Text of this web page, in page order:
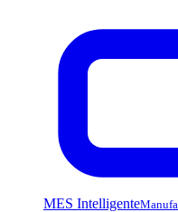
MES Intelligente